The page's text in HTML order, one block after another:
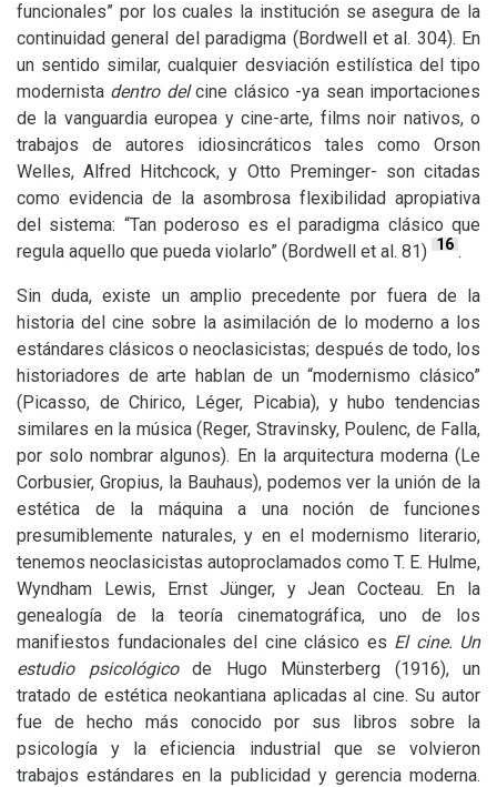
funcionales” por los cuales la institución se asegura de la
continuidad general del paradigma (Bordwell et al. 304). En
un sentido similar, cualquier desviación estilística del tipo
modernista dentro delcine clásico -ya sean importaciones
de la vanguardia europea y cine-arte, films noir nativos, o
trabajos de autores idiosincráticos tales como Orson
Welles, Alfred Hitchcock, y Otto Preminger- son citadas
como evidencia de la asombrosa flexibilidad apropiativa
del sistema: “Tan poderoso es el paradigma clásico que
regula aquello que pueda violarlo” (Bordwell et al. 81) 16 .
Sin duda, existe un amplio precedente por fuera de la
historia del cine sobre la asimilación de lo moderno a los
estándares clásicos o neoclasicistas; después de todo, los
historiadores de arte hablan de un “modernismo clásico”
(Picasso, de Chirico, Léger, Picabia), y hubo tendencias
similares en la música (Reger, Stravinsky, Poulenc, de Falla,
por solo nombrar algunos). En la arquitectura moderna (Le
Corbusier, Gropius, la Bauhaus), podemos ver la unión de la
estética de la máquina a una noción de funciones
presumiblemente naturales, y en el modernismo literario,
tenemos neoclasicistas autoproclamados como T. E. Hulme,
Wyndham Lewis, Ernst Jünger, y Jean Cocteau. En la
genealogía de la teoría cinematográfica, uno de los
manifiestos fundacionales del cine clásico es El cine. Un
estudio psicológico de Hugo Münsterberg (1916), un
tratado de estética neokantiana aplicadas al cine. Su autor
fue de hecho más conocido por sus libros sobre la
psicología y la eficiencia industrial que se volvieron
trabajos estándares en la publicidad y gerencia moderna.